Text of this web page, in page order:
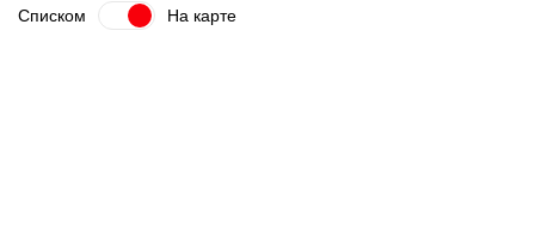
Списком На карте